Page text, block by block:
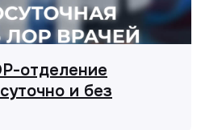
отделение
и без